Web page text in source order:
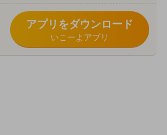
アプリをダウンロード
いこーよアプリ